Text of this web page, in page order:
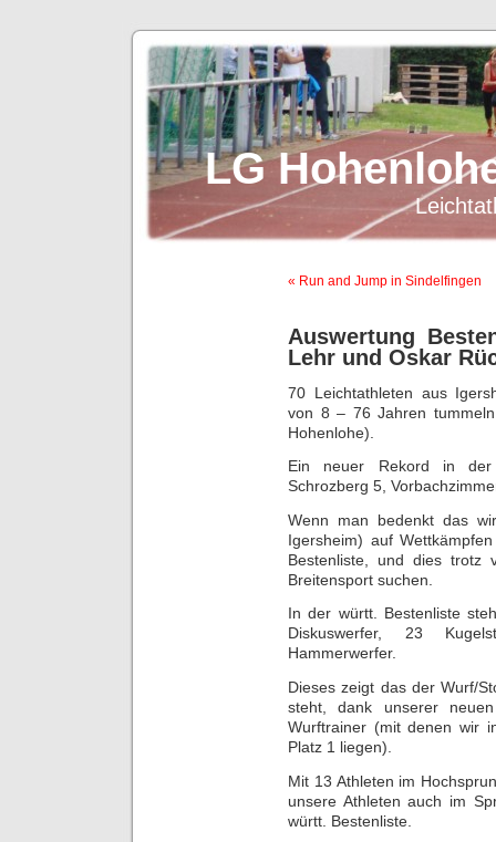
LG
« Run and Jump in Sindelfingen
Auswertung
Lehr und Oskar
70 Leichtathleten aus
von 8 – 76 Jahren
Hohenlohe).
Ein neuer Rekord in der
Schrozberg 5,
Wenn man bedenkt das
Igersheim) auf
Bestenliste, und dies trotz
Breitensport suchen.
In der württ. Bestenliste
Diskuswerfer, 23
Hammerwerfer.
Dieses zeigt das der Wurf/
steht, dank unserer
Wurftrainer (mit denen wir
Platz 1 liegen).
Mit 13 Athleten im
unsere Athleten auch im
württ. Bestenliste.